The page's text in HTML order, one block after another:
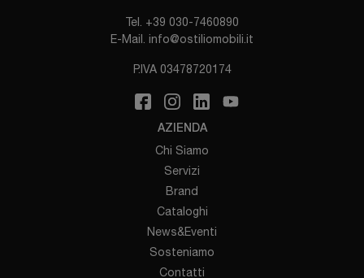
Tel. +39 030-7460890
E-Mail. info@ostiliomobili.it
P.IVA 03478720174
AZIENDA
Chi Siamo
Servizi
Brand
Cataloghi
News&Eventi
Sosteniamo
Contatti